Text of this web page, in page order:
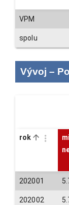
VPM
spolu
Vývoj –
rok
202001
202002